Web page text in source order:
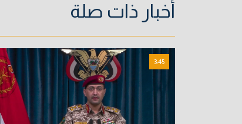
أخبار ذات صلة
3:45